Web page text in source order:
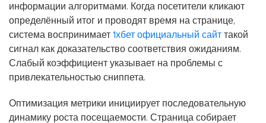
информации алгоритмами. Когда посетители кликают
определённый итог и проводят время на странице,
система воспринимает 1хбет официальный сайт такой
сигнал как доказательство соответствия ожиданиям.
Слабый коэффициент указывает на проблемы с
привлекательностью сниппета.
Оптимизация метрики инициирует последовательную
динамику роста посещаемости. Страница собирает